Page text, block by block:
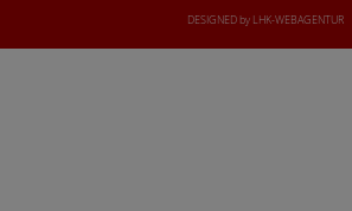
DESIGNED by LHK-WEBAGENTUR